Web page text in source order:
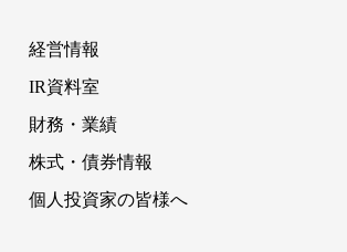
経営情報
IR資料室
財務・業績
株式・債券情報
個人投資家の皆様へ